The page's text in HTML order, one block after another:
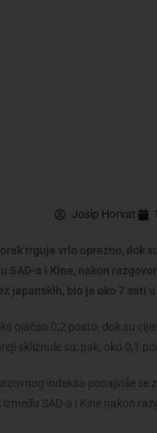
Josip Horvat
trguje vrlo oprezno, dok
SAD-a i Kine, nakon
japanskih, bio je oko 7 sati u
ojačao 0,2 posto, dok su
skliznule su, pak, oko 0,1
indeksa ponajviše se
SAD-a i Kine nakon